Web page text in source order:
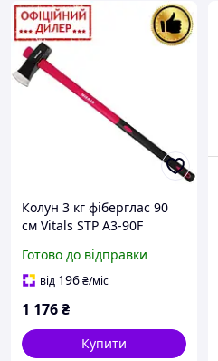
Колун 3 кг фіберглас 90
см Vitals STP A3-90F
дому та дачі
Готово до відправки
від 196₴/міс
1 176₴
Купити